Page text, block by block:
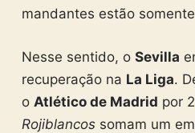
mandantes estão
Nesse sentido, o Sevilla
recuperação na La Liga.
o Atlético de Madrid por
Rojiblancos somam um